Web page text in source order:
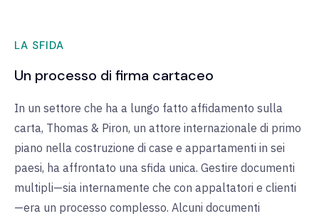
LA SFIDA
Un processo di firma cartaceo
In un settore che ha a lungo fatto affidamento sulla
carta, Thomas & Piron, un attore internazionale di primo
piano nella costruzione di case e appartamenti in sei
paesi, ha affrontato una sfida unica. Gestire documenti
multipli—sia internamente che con appaltatori e clienti
—era un processo complesso. Alcuni documenti